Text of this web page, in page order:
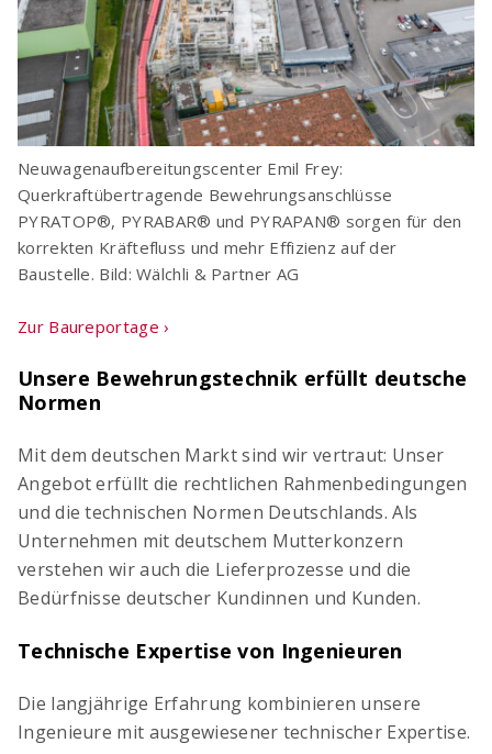
Neuwagenaufbereitungscenter Emil Frey:
Querkraftübertragende Bewehrungsanschlüsse
PYRATOP®, PYRABAR® und PYRAPAN® sorgen für den
korrekten Kräftefluss und mehr Effizienz auf der
Baustelle. Bild: Wälchli & Partner AG
Zur Baureportage ›
Unsere Bewehrungstechnik erfüllt deutsche
Normen
Mit dem deutschen Markt sind wir vertraut: Unser
Angebot erfüllt die rechtlichen Rahmenbedingungen
und die technischen Normen Deutschlands. Als
Unternehmen mit deutschem Mutterkonzern
verstehen wir auch die Lieferprozesse und die
Bedürfnisse deutscher Kundinnen und Kunden.
Technische Expertise von Ingenieuren
Die langjährige Erfahrung kombinieren unsere
Ingenieure mit ausgewiesener technischer Expertise.